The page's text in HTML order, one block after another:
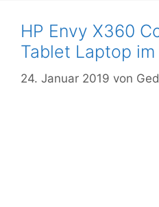
HP Envy X360
Tablet Laptop im
24. Januar 2019 von